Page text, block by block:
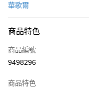
LINE Pay
街口支付
華歌爾
商品特色
商品編號
9498296
商品特色